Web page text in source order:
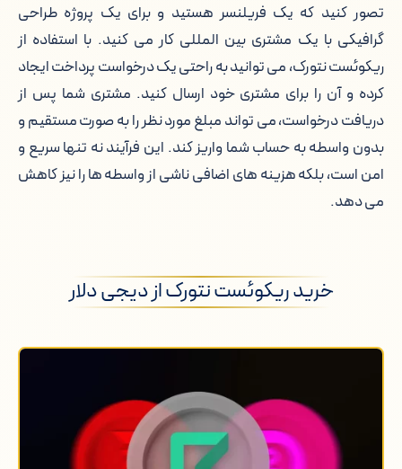
تصور کنید که یک فریلنسر هستید و برای یک پروژه طراحی
گرافیکی با یک مشتری بین المللی کار می کنید. با استفاده از
ریکوئست نتورک، می توانید به راحتی یک درخواست پرداخت ایجاد
کرده و آن را برای مشتری خود ارسال کنید. مشتری شما پس از
دریافت درخواست، می تواند مبلغ مورد نظر را به صورت مستقیم و
بدون واسطه به حساب شما واریز کند. این فرآیند نه تنها سریع و
امن است، بلکه هزینه های اضافی ناشی از واسطه ها را نیز کاهش
می دهد.
خرید ریکوئست نتورک از دیجی دلار